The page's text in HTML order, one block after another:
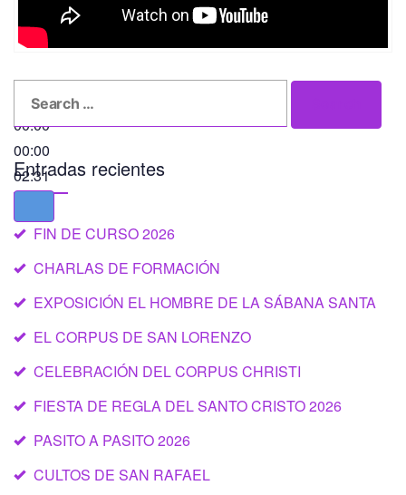
00:00
00:00
02:31
Entradas recientes
FIN DE CURSO 2026
CHARLAS DE FORMACIÓN
EXPOSICIÓN EL HOMBRE DE LA SÁBANA SANTA
EL CORPUS DE SAN LORENZO
CELEBRACIÓN DEL CORPUS CHRISTI
FIESTA DE REGLA DEL SANTO CRISTO 2026
PASITO A PASITO 2026
CULTOS DE SAN RAFAEL